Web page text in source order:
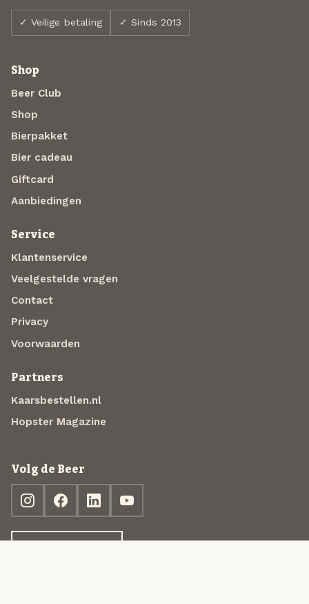
✓ Veilige betaling ✓ Sinds 2013
Shop
Beer Club
Shop
Bierpakket
Bier cadeau
Giftcard
Aanbiedingen
Service
Klantenservice
Veelgestelde vragen
Contact
Privacy
Voorwaarden
Partners
Kaarsbestellen.nl
Hopster Magazine
Volg de Beer